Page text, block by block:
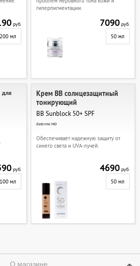
руб.
200 мл
гиперпигментации.
7090руб.
50 мл
для
руб.
100 мл
Крем ВВ солнцезащитный
тонирующий
BB Sunblock 50+ SPF
Esderma MD
Обеспечивает надежную защиту от
синего света и UVA-лучей.
4690руб.
50 мл
О магазине